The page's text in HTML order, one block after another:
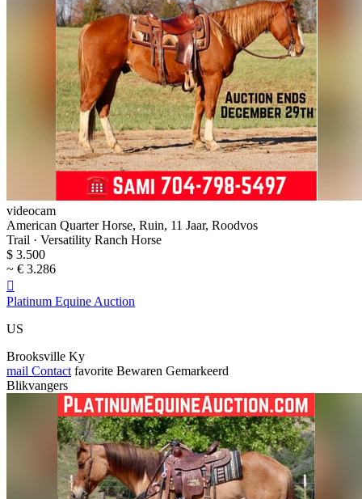
videocam
American Quarter Horse, Ruin, 11 Jaar, Roodvos
Trail · Versatility Ranch Horse
$ 3.500
~ € 3.286

Platinum Equine Auction
US
Brooksville Ky
mail Contact favorite Bewaren Gemarkeerd
Blikvangers